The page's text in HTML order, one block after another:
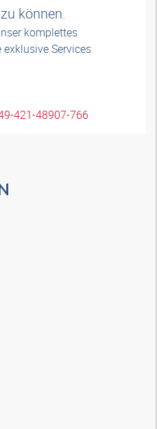
können.
komplettes
Services
421-48907-766